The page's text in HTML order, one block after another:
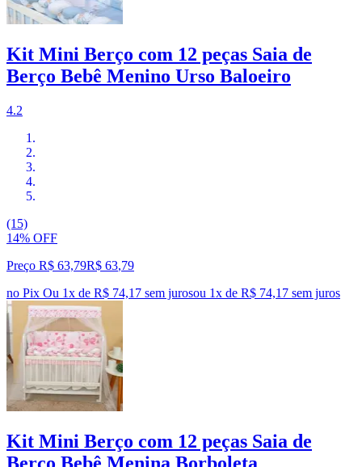
Kit Mini Berço com 12 peças Saia de
Berço Bebê Menino Urso Baloeiro
4.2
(15)
14% OFF
Preço R$ 63,79R$ 63,79
no Pix Ou 1x de R$ 74,17 sem jurosou 1x de R$ 74,17 sem juros
Kit Mini Berço com 12 peças Saia de